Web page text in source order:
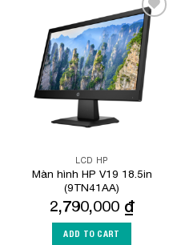
Add to
Wishlist
LCD HP
Màn hình HP V19 18.5in
(9TN41AA)
2,790,000 ₫
ADD TO CART